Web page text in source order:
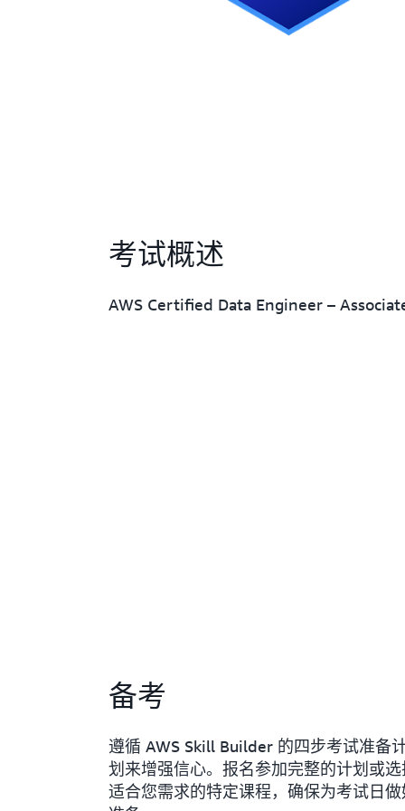
考试概述
AWS Certified Data Engineer –
备考
遵循 AWS Skill Builder 的四步考试准备
划来增强信心。报名参加完整的计划或选
适合您需求的特定课程，确保为考试日做